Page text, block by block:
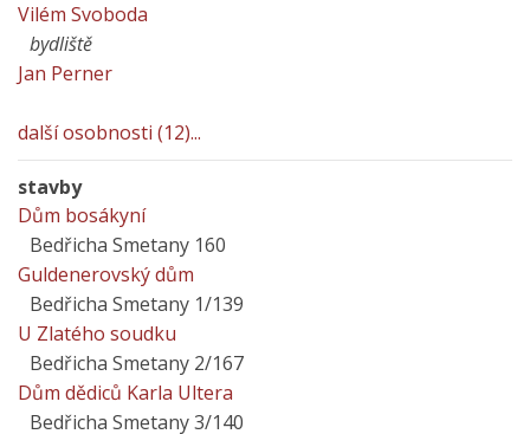
Vilém Svoboda
bydliště
Jan Perner
další osobnosti (12)...
stavby
Dům bosákyní
Bedřicha Smetany 160
Guldenerovský dům
Bedřicha Smetany 1/139
U Zlatého soudku
Bedřicha Smetany 2/167
Dům dědiců Karla Ultera
Bedřicha Smetany 3/140